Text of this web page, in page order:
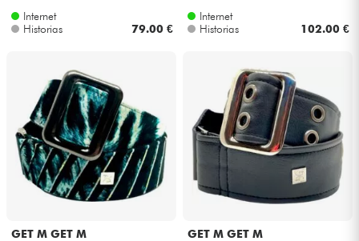
Internet
Historias
79.00 €
Internet
Historias
102.00 €
GET M GET M
GET M GET M